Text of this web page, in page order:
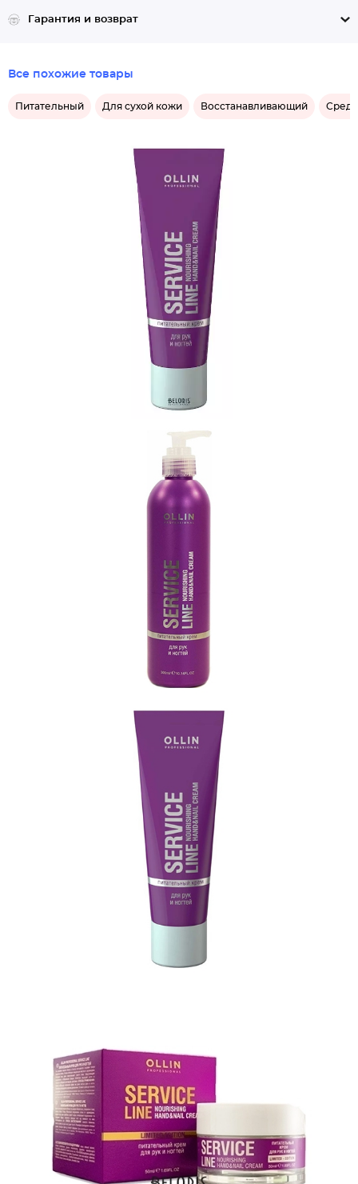
Гарантия и возврат
Все похожие товары
Питательный Для сухой кожи Восстанавливающий